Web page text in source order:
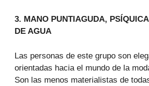
3. MANO PUNTIAGUDA,
DE AGUA
Las personas de este grupo son
orientadas hacia el mundo de la
Son las menos materialistas de